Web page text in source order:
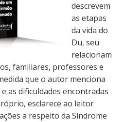
descrevem
as etapas
da vida do
Du, seu
relacionam
familiares, professores e
que o autor menciona
as dificuldades encontradas
esclarece ao leitor
a respeito da Síndrome